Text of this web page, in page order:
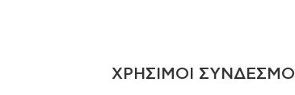
ΧΡΉΣΙΜΟΙ ΣΎΝΔΕΣΜΟΙ